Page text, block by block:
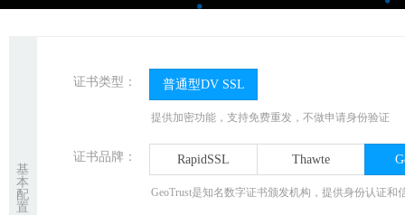
基
本
配
置
证书类型： 普通型DV SSL
提供加密功能，支持免费重发，不做申请身份验证
证书品牌： RapidSSL Thawte
GeoTrust是知名数字证书颁发机构，提供身份认证